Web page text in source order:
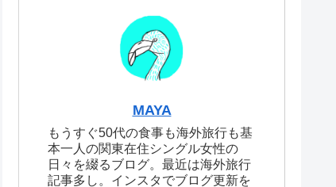
MAYA
もうすぐ50代の食事も海外旅行も基
本一人の関東在住シングル女性の
日々を綴るブログ。最近は海外旅行
記事多し。インスタでブログ更新を